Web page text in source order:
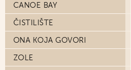
CANOE BAY
ČISTILIŠTE
ONA KOJA GOVORI
ZOLE